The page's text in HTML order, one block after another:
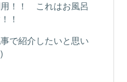
用！！ これはお風呂
！
で紹介したいと思い